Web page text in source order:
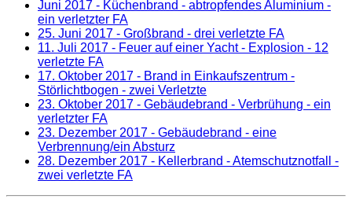
Juni 2017 - Küchenbrand - abtropfendes Aluminium -
ein verletzter FA
25. Juni 2017 - Großbrand - drei verletzte FA
11. Juli 2017 - Feuer auf einer Yacht - Explosion - 12
verletzte FA
17. Oktober 2017 - Brand in Einkaufszentrum -
Störlichtbogen - zwei Verletzte
23. Oktober 2017 - Gebäudebrand - Verbrühung - ein
verletzter FA
23. Dezember 2017 - Gebäudebrand - eine
Verbrennung/ein Absturz
28. Dezember 2017 - Kellerbrand - Atemschutznotfall -
zwei verletzte FA